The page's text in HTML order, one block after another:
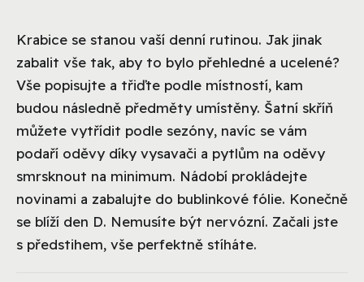
Krabice se stanou vaší denní rutinou. Jak jinak
zabalit vše tak, aby to bylo přehledné a ucelené?
Vše popisujte a třiďte podle místností, kam
budou následně předměty umístěny. Šatní skříň
můžete vytřídit podle sezóny, navíc se vám
podaří oděvy díky vysavači a pytlům na oděvy
smrsknout na minimum. Nádobí prokládejte
novinami a zabalujte do bublinkové fólie. Konečně
se blíží den D. Nemusíte být nervózní. Začali jste
s předstihem, vše perfektně stíháte.